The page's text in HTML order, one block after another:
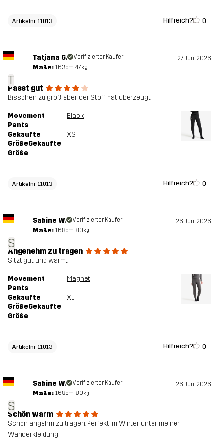
Artikelnr 11013 Hilfreich? 0
T
Tatjana G. Verifizierter Käufer 27. Juni 2026
Maße: 163cm, 47kg
Passt gut
Bisschen zu groß, aber der Stoff hat überzeugt
Movement
Pants
Black
Gekaufte
GrößeGekaufte
Größe
XS
Artikelnr 11013 Hilfreich? 0
S
Sabine W. Verifizierter Käufer 26. Juni 2026
Maße: 168cm, 80kg
Angenehm zu tragen
Sitzt gut und wärmt
Movement
Pants
Magnet
Gekaufte
GrößeGekaufte
Größe
XL
Artikelnr 11013 Hilfreich? 0
S
Sabine W. Verifizierter Käufer 26. Juni 2026
Maße: 168cm, 80kg
Schön warm
Schön angehm zu tragen. Perfekt im Winter unter meiner
Wanderkleidung